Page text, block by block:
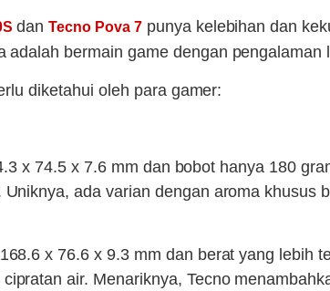
danTecno Pova 7punya kelebihan dan
bermain game dengan pengalaman
diketahui oleh para gamer:
x 74.5 x 7.6 mm dan bobot hanya 180
ada varian dengan aroma khusus
x 76.6 x 9.3 mm dan berat yang lebih
air. Menariknya, Tecno